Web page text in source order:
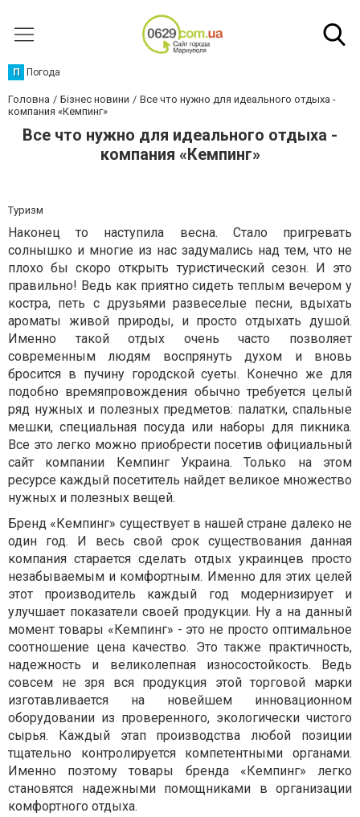
П Погода
Головна Бізнес новини
Все что нужно для идеального отдыха -
компания «Кемпинг»
Все что нужно для идеального отдыха -
компания «Кемпинг»
Туризм
Наконец то наступила весна. Стало пригревать
солнышко и многие из нас задумались над тем, что не
плохо бы скоро открыть туристический сезон. И это
правильно! Ведь как приятно сидеть теплым вечером у
костра, петь с друзьями развеселые песни, вдыхать
ароматы живой природы, и просто отдыхать душой.
Именно такой отдых очень часто позволяет
современным людям воспрянуть духом и вновь
бросится в пучину городской суеты. Конечно же для
подобно времяпровождения обычно требуется целый
ряд нужных и полезных предметов: палатки, спальные
мешки, специальная посуда или наборы для пикника.
Все это легко можно приобрести посетив официальный
сайт компании Кемпинг Украина. Только на этом
ресурсе каждый посетитель найдет великое множество
нужных и полезных вещей.
Бренд «Кемпинг» существует в нашей стране далеко не
один год. И весь свой срок существования данная
компания старается сделать отдых украинцев просто
незабываемым и комфортным. Именно для этих целей
этот производитель каждый год модернизирует и
улучшает показатели своей продукции. Ну а на данный
момент товары «Кемпинг» - это не просто оптимальное
соотношение цена качество. Это также практичность,
надежность и великолепная износостойкость. Ведь
совсем не зря вся продукция этой торговой марки
изготавливается на новейшем инновационном
оборудовании из проверенного, экологически чистого
сырья. Каждый этап производства любой позиции
тщательно контролируется компетентными органами.
Именно поэтому товары бренда «Кемпинг» легко
становятся надежными помощниками в организации
комфортного отдыха.